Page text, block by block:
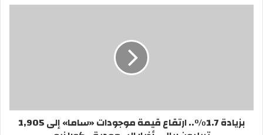
بزيادة 1.7%.. ارتقاع قيمة موجودات «ساما» إلى 1,905